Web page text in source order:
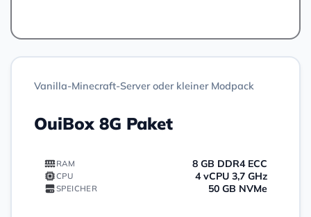
Vanilla-Minecraft-Server oder kleiner Modpack
OuiBox 8G Paket
RAM 8 GB DDR4 ECC
CPU 4 vCPU 3,7 GHz
SPEICHER 50 GB NVMe